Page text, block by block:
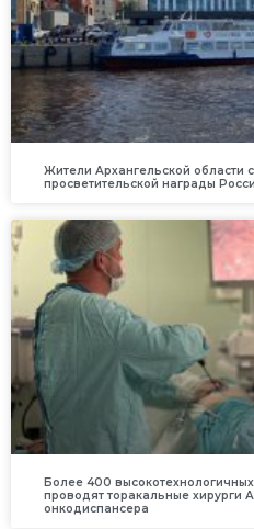
Жители Архангельской области
просветительской награды
Более 400
проводят торакальные хирурги
онкодиспансера